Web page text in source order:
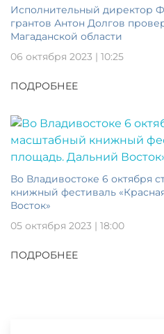
Исполнительный директор
грантов Антон Долгов
Магаданской области
06 октября 2023 | 10:25
ПОДРОБНЕЕ
Во Владивостоке 6 октября
книжный фестиваль
Восток»
05 октября 2023 | 18:00
ПОДРОБНЕЕ